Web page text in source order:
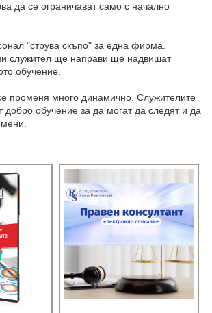
да се ограничават само с начално
"струва скъпо" за една фирма.
служител ще направи ще надвишат
обучение.
променя много динамично. Служителите
добро обучение за да могат да следят и да